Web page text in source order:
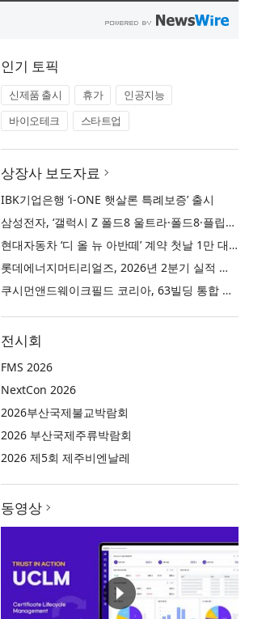
인기 토픽
신제품 출시 휴가
인공지능
바이오테크
스타트업
상장사 보도자료
IBK기업은행 ‘i-ONE 햇살론 특례보증’ 출시
삼성전자, ‘갤럭시 Z 폴드8 울트라·폴드8·플립8’과 ‘갤럭시 워치 울트라2·워치9’ 국내 공식 출시
현대자동차 ‘디 올 뉴 아반떼’ 계약 첫날 1만 대 돌파
롯데에너지머티리얼즈, 2026년 2분기 실적 발표… 전분기 대비 매출 증대
쿠시먼앤드웨이크필드 코리아, 63빌딩 통합 MD·공간 전략 수립 과정과 구현 사례 소개
전시회
FMS 2026
NextCon 2026
2026부산국제불교박람회
2026 부산국제주류박람회
2026 제5회 제주비엔날레
동영상